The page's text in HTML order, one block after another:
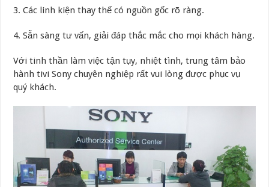
3. Các linh kiện thay thế có nguồn gốc rõ ràng.
4. Sẵn sàng tư vấn, giải đáp thắc mắc cho mọi khách hàng.
Với tinh thần làm việc tận tụy, nhiệt tình, trung tâm bảo
hành tivi Sony chuyên nghiệp rất vui lòng được phục vụ
quý khách.